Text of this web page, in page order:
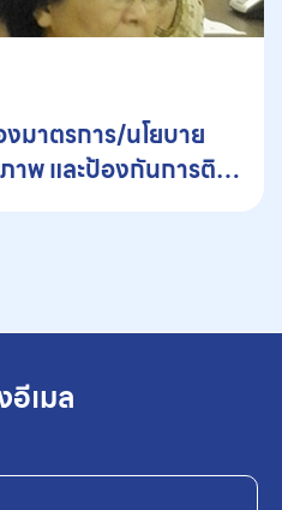
มาตรการ/นโยบาย
าพ และป้องกันการติด
เมล